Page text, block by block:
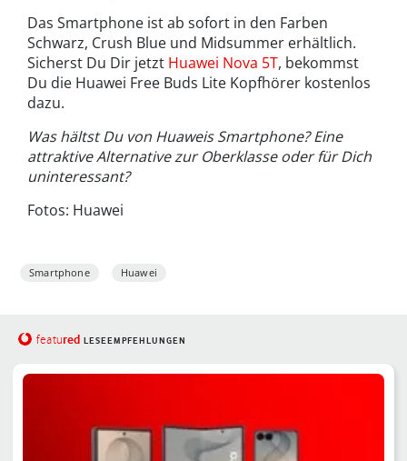
Das Smartphone ist ab sofort in den Farben
Schwarz, Crush Blue und Midsummer erhältlich.
Sicherst Du Dir jetzt Huawei Nova 5T, bekommst
Du die Huawei Free Buds Lite Kopfhörer kostenlos
dazu.
Was hältst Du von Huaweis Smartphone? Eine
attraktive Alternative zur Oberklasse oder für Dich
uninteressant?
Fotos: Huawei
Smartphone Huawei
featured LESEEMPFEHLUNGEN